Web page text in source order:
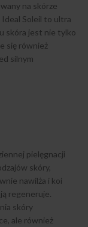
na skórze
Soleil to ultra
skóra jest nie tylko
się również
silnym
pielęgnacji
skóry,
nawilża i koi
regeneruje.
skóry
ale również